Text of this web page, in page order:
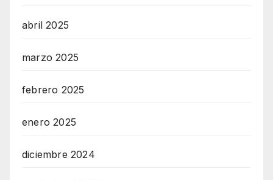
abril 2025
marzo 2025
febrero 2025
enero 2025
diciembre 2024